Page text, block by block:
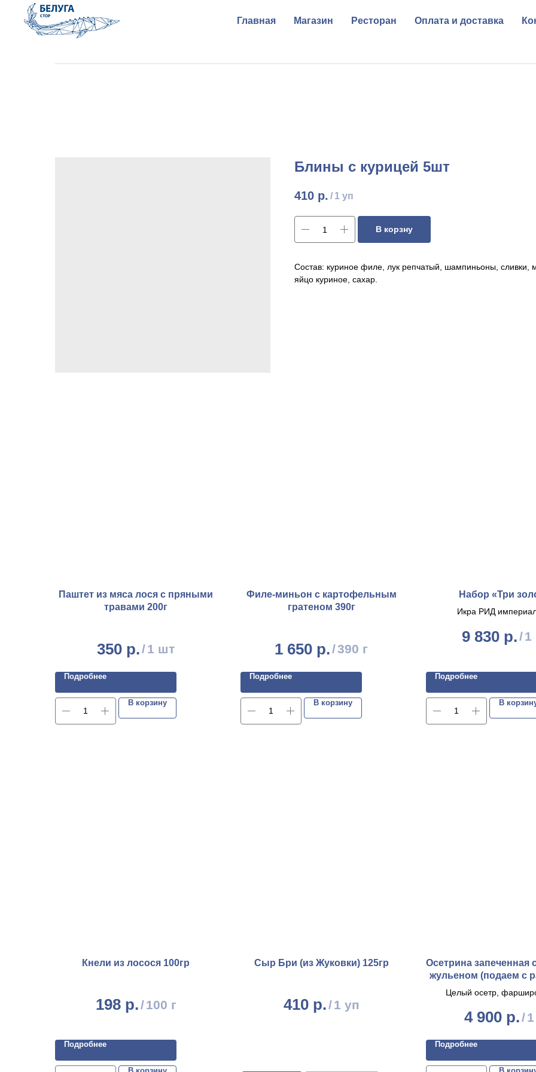
Главная Магазин Ресторан Оплата и доставка
Блины с курицей 5шт
410 р. / 1 уп
В корзну
Состав: куриное филе, лук репчатый, шампиньоны, сливки,
яйцо куриное, сахар.
Паштет из мяса лося с пряными
травами 200г
350 р./1 шт
Подробнее
В корзину
Филе-миньон с картофельным
гратеном 390г
1 650 р./390 г
Подробнее
В корзину
Набор «Три
Икра РИД
Икра красная
9 830 р./1
Подробнее
В
Кнели из лосося 100гр
198 р./100 г
Подробнее
Сыр Бри (из Жуковки) 125гр
410 р./1 уп
Осетрина
жульеном (подаем с
Целый осетр,
помидоры черри,
эксклюзивным и удивит
блюду яркости и
4 900 р./
Подробнее